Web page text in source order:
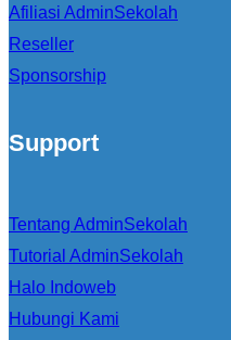
Afiliasi AdminSekolah
Reseller
Sponsorship
Support
Tentang AdminSekolah
Tutorial AdminSekolah
Halo Indoweb
Hubungi Kami